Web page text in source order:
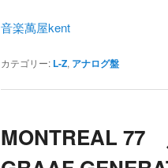
音楽萬屋kent
カテゴリー: L-Z, アナログ盤
MONTREAL 77